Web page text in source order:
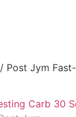
/ Post Jym